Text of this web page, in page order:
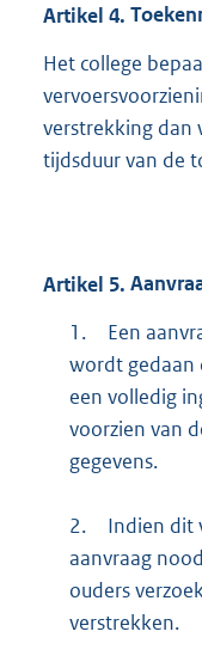
Artikel 4.
Het college
verstrekking dan
tijdsduur van de
Artikel 5.
1.
Een
wordt gedaan
een volledig
voorzien van
gegevens.
2.
Indien dit
aanvraag
ouders
verstrekken.